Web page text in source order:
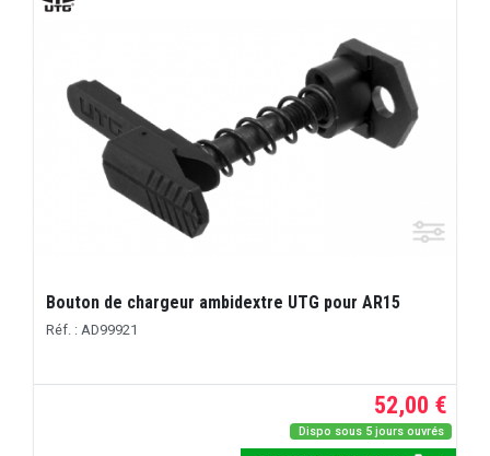
Bouton de chargeur ambidextre UTG pour AR15
Réf. : AD99921
52,00 €
Dispo sous 5 jours ouvrés